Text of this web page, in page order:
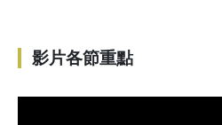
影片各節重點